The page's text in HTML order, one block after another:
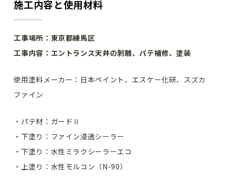
施工内容と使用材料
工事場所：東京都練馬区
工事内容：エントランス天井の剝離、パテ補修、塗装
使用塗料メーカー：日本ペイント、エスケー化研、スズカ
ファイン
・パテ材：ガードⅡ
・下塗り：ファイン浸透シーラー
・下塗り：水性ミラクシーラーエコ
・上塗り：水性モルコン（N-90）